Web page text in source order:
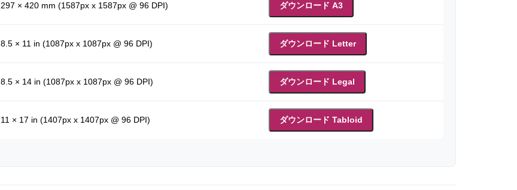
297 × 420 mm (1587px x 1587px @ 96 DPI) ダウンロード A3
8.5 × 11 in (1087px x 1087px @ 96 DPI) ダウンロード Letter
8.5 × 14 in (1087px x 1087px @ 96 DPI) ダウンロード Legal
11 × 17 in (1407px x 1407px @ 96 DPI) ダウンロード Tabloid